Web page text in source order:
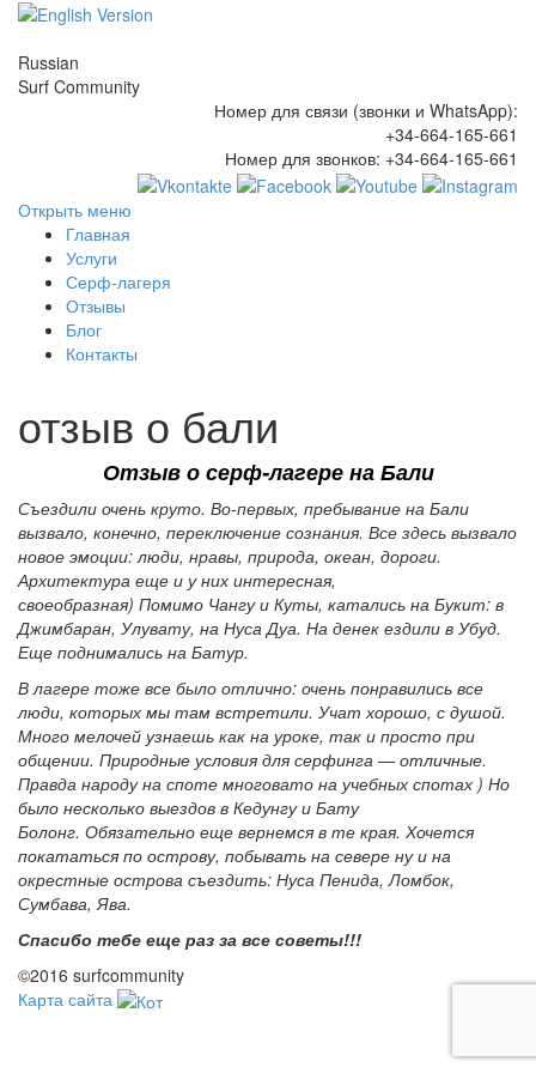
Russian
Surf Community
Номер для связи (звонки и WhatsApp):
+34-664-165-661
Номер для звонков: +34-664-165-661
Открыть меню
Главная
Услуги
Серф-лагеря
Отзывы
Блог
Контакты
отзыв о бали
Отзыв осерф-лагере на Бали
Съездили очень круто. Во-первых, пребывание на Бали
вызвало, конечно, переключение сознания. Все здесь вызвало
новое эмоции: люди, нравы, природа, океан, дороги.
Архитектура еще и у них интересная,
своеобразная) Помимо Чангу и Куты, катались на Букит: в
Джимбаран, Улувату, на Нуса Дуа. На денек ездили в Убуд.
Еще поднимались на Батур.
В лагере тоже все было отлично: очень понравились все
люди, которых мы там встретили. Учат хорошо, с душой.
Много мелочей узнаешь как на уроке, так и просто при
общении. Природные условия для серфинга — отличные.
Правда народу на споте многовато на учебных спотах ) Но
было несколько выездов в Кедунгу и Бату
Болонг. Обязательно еще вернемся в те края. Хочется
покататься по острову, побывать на севере ну и на
окрестные острова съездить: Нуса Пенида, Ломбок,
Сумбава, Ява.
Спасибо тебе еще раз за все советы!!!
©2016 surfcommunity
Карта сайта